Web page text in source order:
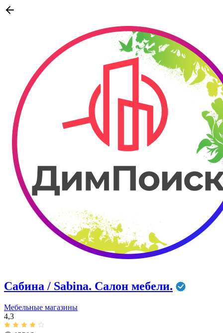
Сабина / Sabina. Салон мебели.
Мебельные магазины
4,3